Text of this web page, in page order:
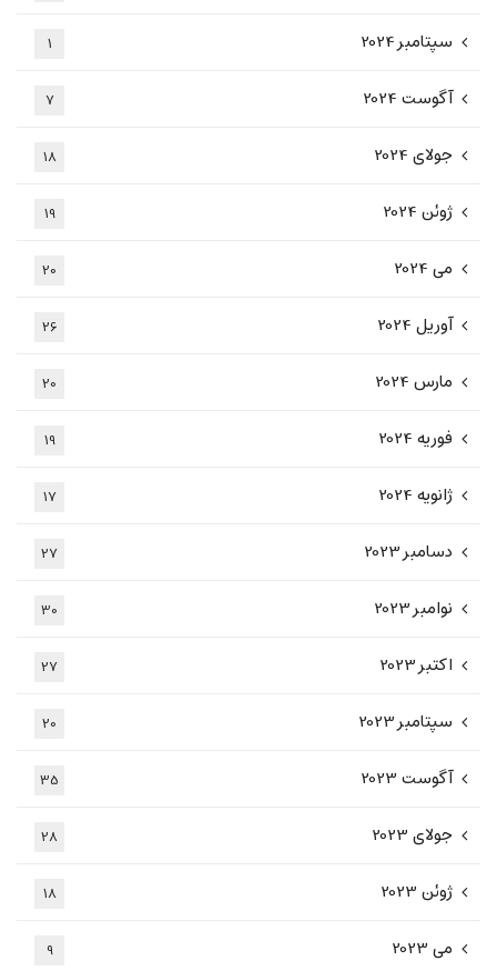
سپتامبر 2024 1
آگوست 2024 7
جولای 2024 18
ژوئن 2024 19
می 2024 20
آوریل 2024 26
مارس 2024 20
فوریه 2024 19
ژانویه 2024 17
دسامبر 2023 27
نوامبر 2023 30
اکتبر 2023 27
سپتامبر 2023 20
آگوست 2023 35
جولای 2023 28
ژوئن 2023 18
می 2023 9